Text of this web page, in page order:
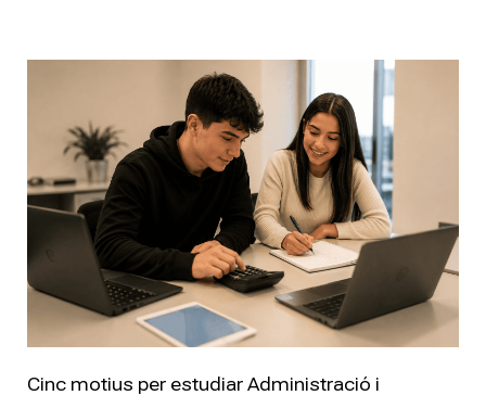
Cinc motius per estudiar Administració i